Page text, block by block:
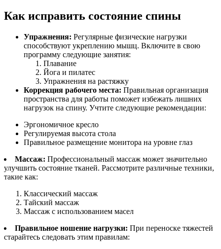
Как исправить состояние спины
Упражнения: Регулярные физические нагрузки
способствуют укреплению мышц. Включите в свою
программу следующие занятия:
Плавание
Йога и пилатес
Упражнения на растяжку
Коррекция рабочего места: Правильная организация
пространства для работы поможет избежать лишних
нагрузок на спину. Учтите следующие рекомендации:
Эргономичное кресло
Регулируемая высота стола
Правильное размещение монитора на уровне глаз
Массаж: Профессиональный массаж может значительно
улучшить состояние тканей. Рассмотрите различные техники,
такие как:
Классический массаж
Тайский массаж
Массаж с использованием масел
Правильное ношение нагрузки: При переноске тяжестей
старайтесь следовать этим правилам: